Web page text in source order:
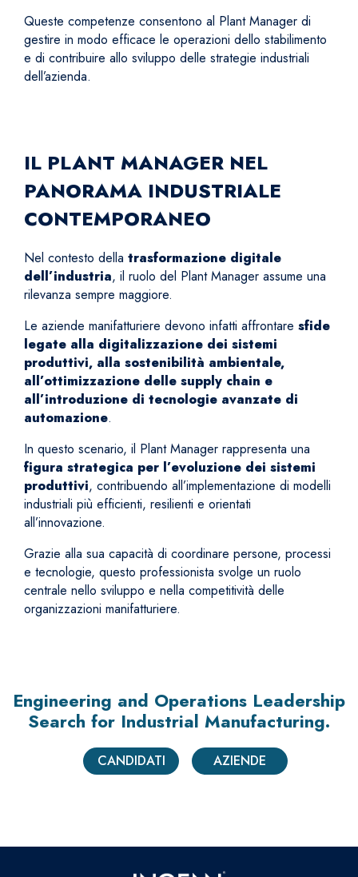
Queste competenze consentono al Plant Manager di
gestire in modo efficace le operazioni dello stabilimento
e di contribuire allo sviluppo delle strategie industriali
dell’azienda.
IL PLANT MANAGER NEL
PANORAMA INDUSTRIALE
CONTEMPORANEO
Nel contesto della trasformazione digitale
dell’industria, il ruolo del Plant Manager assume una
rilevanza sempre maggiore.
Le aziende manifatturiere devono infatti affrontare sfide
legate alla digitalizzazione dei sistemi
produttivi, alla sostenibilità ambientale,
all’ottimizzazione delle supply chain e
all’introduzione di tecnologie avanzate di
automazione.
In questo scenario, il Plant Manager rappresenta una
figura strategica per l’evoluzione dei sistemi
produttivi, contribuendo all’implementazione di modelli
industriali più efficienti, resilienti e orientati
all’innovazione.
Grazie alla sua capacità di coordinare persone, processi
e tecnologie, questo professionista svolge un ruolo
centrale nello sviluppo e nella competitività delle
organizzazioni manifatturiere.
Engineering and Operations Leadership
Search for Industrial Manufacturing.
CANDIDATI AZIENDE